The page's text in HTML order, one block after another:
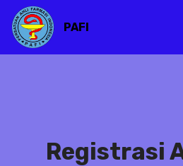
PAFI
Registrasi